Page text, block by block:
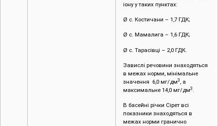
іону у таких пунктах:
Ø с. Костичани – 1,7 ГДК;
Ø с. Мамалига – 1,6 ГДК;
Ø с. Тарасівці – 2,0 ГДК.
Завислі речовини знаходяться
в межах норми, мінімальне
значення 6,0 мг/дм3, а
максимальне 14,0 мг/дм3 .
В басейні річки Сірет всі
показники знаходяться в
межах норми гранично